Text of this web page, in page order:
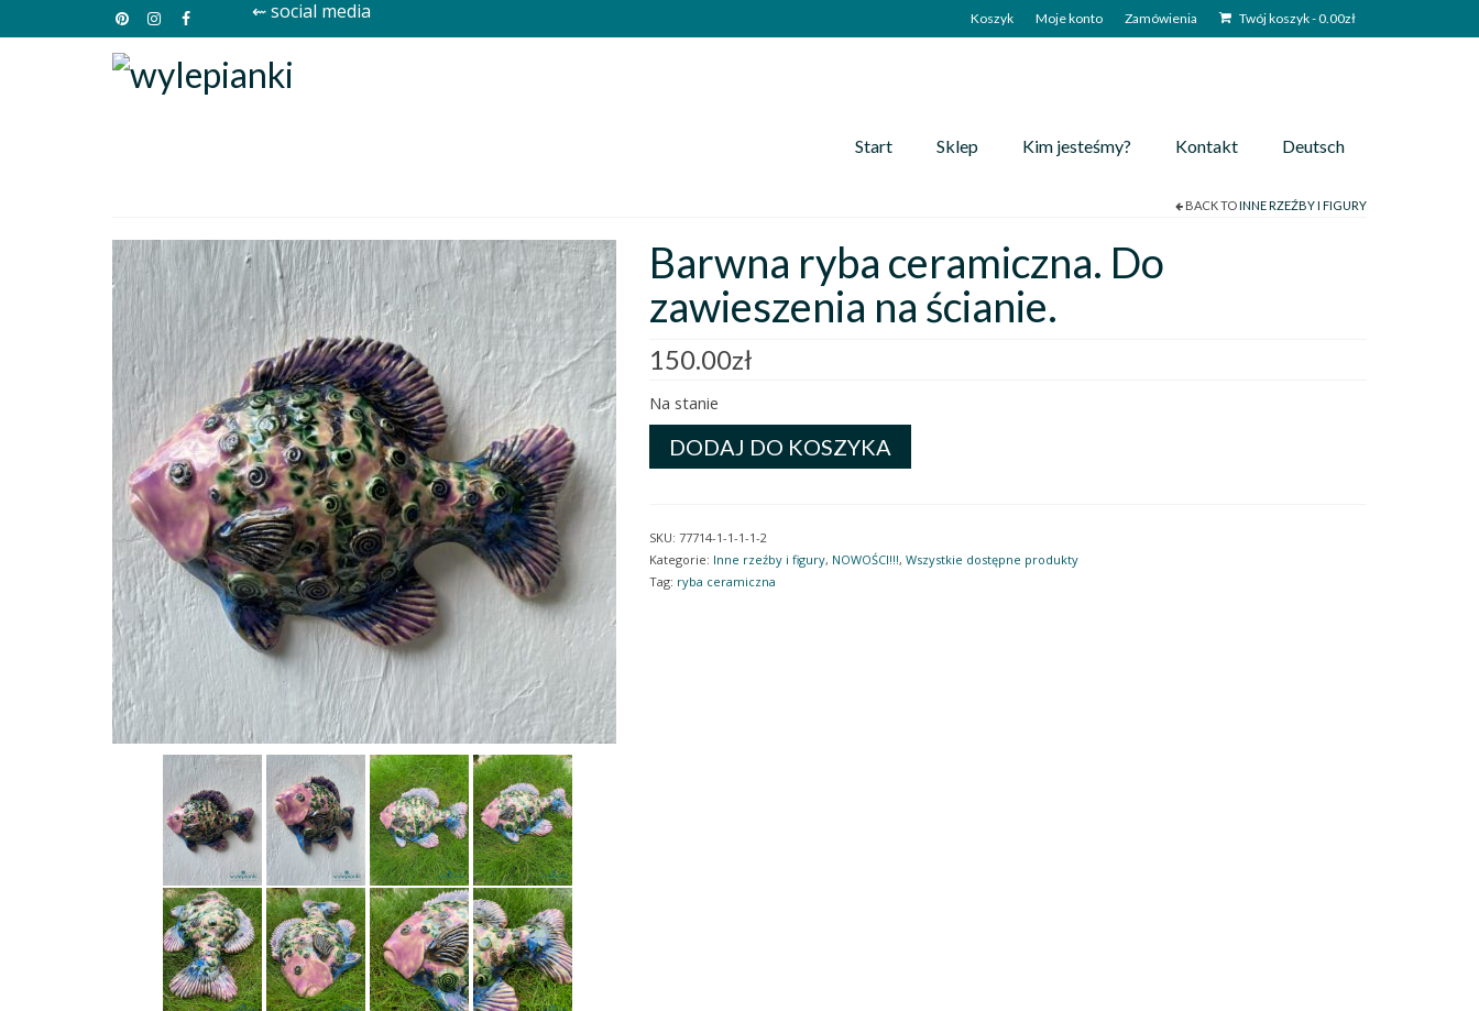
Koszyk Moje konto Zamówienia Twój koszyk-0.00zł
⇜ social media
Start Sklep Kim jesteśmy? Kontakt Deutsch
BACK TOINNE RZEŹBY I FIGURY
Barwna ryba ceramiczna. Do
zawieszenia na ścianie.
150.00zł
Na stanie
ilość
Barwna
zawieszenia
na
ścianie.
DODAJ DO KOSZYKA
SKU: 77714-1-1-1-1-2
Kategorie: Inne rzeźby i figury, NOWOŚCI!!!, Wszystkie dostępne produkty
Tag: ryba ceramiczna